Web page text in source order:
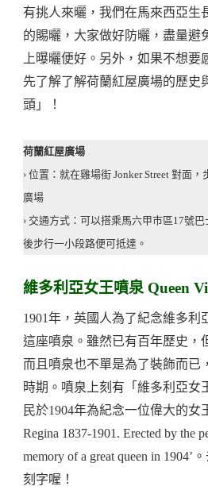
有挑人來曬，我們在馬來西亞生
的賜曬，大家做好防曬，盡量避
上曝曬便好。另外，如果不想
先了解了解荷蘭紅屋廣場的歷史
頭」！
荷蘭紅屋廣場
› 位置：就在雞場街 Jonker Street 對面
廣場
› 交通方式：可以搭乘馬六甲市區17號
後步行一小段路便可抵達。
維多利亞女王噴泉 Queen
1901年，英國人為了紀念維多利
這座噴泉。雖然已有百年歷史，
而且噴泉也不單是為了裝飾而已
時期。噴泉上刻有「維多利亞女
民於1904年為紀念一位偉大的女
Regina 1837-1901. Erected by the
memory of a great queen in
刻字喔！